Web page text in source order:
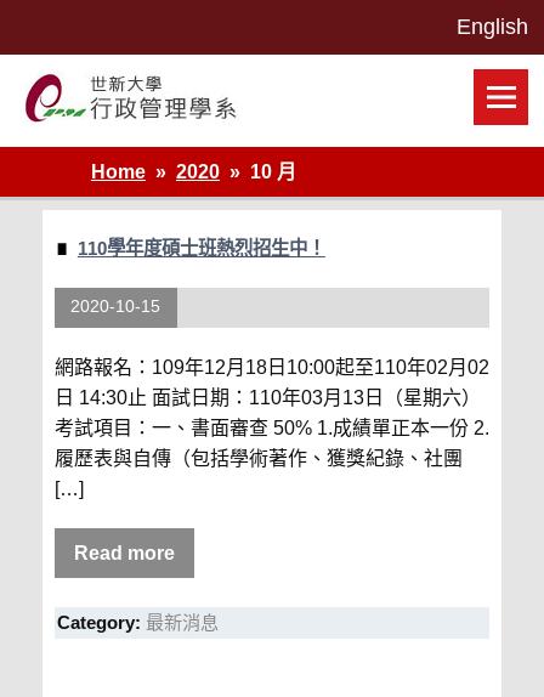
世新大學行政管理學系網站
Home
2020 10 月
110學年度碩士班熱烈招生中！
2020-10-15
網路報名：109年12月18日10:00起至110年02月02
日 14:30止 面試日期：110年03月13日（星期六）
考試項目：一、書面審查 50% 1.成績單正本一份 2.
履歷表與自傳（包括學術著作、獲獎紀錄、社團
[…]
Read more
Category: 最新消息